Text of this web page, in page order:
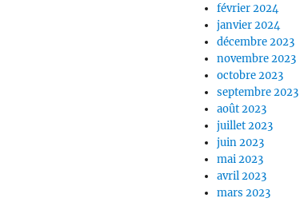
février 2024
janvier 2024
décembre 2023
novembre 2023
octobre 2023
septembre 2023
août 2023
juillet 2023
juin 2023
mai 2023
avril 2023
mars 2023